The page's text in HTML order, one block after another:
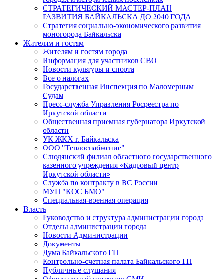
СТРАТЕГИЧЕСКИЙ МАСТЕР-ПЛАН
РАЗВИТИЯ БАЙКАЛЬСКА ДО 2040 ГОДА
Стратегия социально-экономического развития
моногорода Байкальска
Жителям и гостям
Жителям и гостям города
Информация для участников СВО
Новости культуры и спорта
Все о налогах
Государственная Инспекция по Маломерным
Судам
Пресс-служба Управления Росреестра по
Иркутской области
Общественная приемная губернатора Иркутской
области
УК ЖКХ г. Байкальска
ООО "Теплоснабжение"
Слюдянский филиал областного государственного
казенного учреждения «Кадровый центр
Иркутской области»
Служба по контракту в ВС России
МУП "КОС БМО"
Специальная-военная операция
Власть
Руководство и структура администрации города
Отделы администрации города
Новости Администрации
Документы
Дума Байкальского ГП
Контрольно-счетная палата Байкальского ГП
Публичные слушания